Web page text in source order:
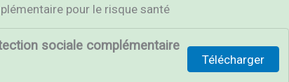
pour le risque santé
sociale complémentaire
Télécharger